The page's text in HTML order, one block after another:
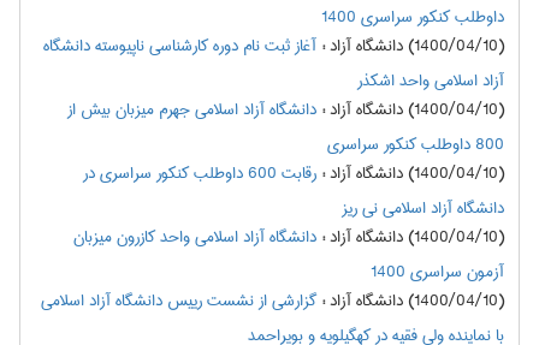
داوطلب کنکور سراسری 1400
(1400/04/10) دانشگاه آزاد
:آغاز ثبت نام دوره کارشناسی ناپیوسته دانشگاه
آزاد اسلامی واحد اشکذر
(1400/04/10) دانشگاه آزاد
:دانشگاه آزاد اسلامی جهرم میزبان بیش از
800 داوطلب کنکور سراسری
(1400/04/10) دانشگاه آزاد
:
رقابت 600 داوطلب کنکور سراسری در
دانشگاه آزاد اسلامی نی ریز
(1400/04/10) دانشگاه آزاد
:دانشگاه آزاد اسلامی واحد کازرون میزبان
آزمون سراسری 1400
(1400/04/10) دانشگاه آزاد
:گزارشی از نشست رییس دانشگاه آزاد اسلامی
با نماینده ولی فقیه در کهگیلویه و بویراحمد